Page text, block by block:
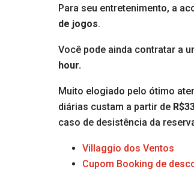
Para seu entretenimento, a
de jogos.
Você pode ainda contratar a
hour.
Muito elogiado pelo ótimo
diárias custam a partir de
caso de desistência da
Villaggio dos Ventos
Cupom Booking de